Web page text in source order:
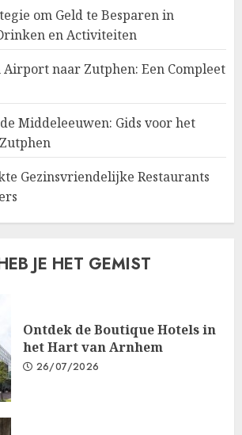
om Geld te Besparen in
en Activiteiten
Airport naar Zutphen: Een Compleet
Middeleeuwen: Gids voor het
Gezinsvriendelijke Restaurants
JE HET GEMIST
Ontdek de Boutique Hotels in
het Hart van Arnhem
26/07/2026